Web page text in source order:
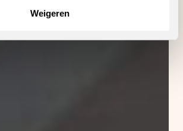
Weigeren